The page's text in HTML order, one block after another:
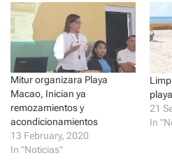
a
r
n
w
i
t
t
e
r
(
O
p
e
n
r
e
o
n
F
c
e
b
o
o
k
(
O
Mitur organizara Playa
Macao, Inician ya
remozamientos y
acondicionamientos
13 February, 2020
In "Noticias"
21
In